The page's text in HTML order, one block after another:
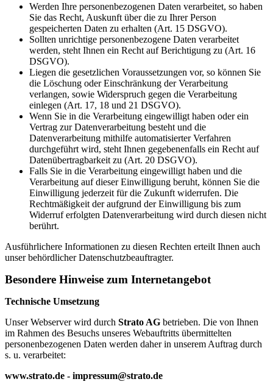
Werden Ihre personenbezogenen Daten verarbeitet, so haben
Sie das Recht, Auskunft über die zu Ihrer Person
gespeicherten Daten zu erhalten (Art. 15 DSGVO).
Sollten unrichtige personenbezogene Daten verarbeitet
werden, steht Ihnen ein Recht auf Berichtigung zu (Art. 16
DSGVO).
Liegen die gesetzlichen Voraussetzungen vor, so können Sie
die Löschung oder Einschränkung der Verarbeitung
verlangen, sowie Widerspruch gegen die Verarbeitung
einlegen (Art. 17, 18 und 21 DSGVO).
Wenn Sie in die Verarbeitung eingewilligt haben oder ein
Vertrag zur Datenverarbeitung besteht und die
Datenverarbeitung mithilfe automatisierter Verfahren
durchgeführt wird, steht Ihnen gegebenenfalls ein Recht auf
Datenübertragbarkeit zu (Art. 20 DSGVO).
Falls Sie in die Verarbeitung eingewilligt haben und die
Verarbeitung auf dieser Einwilligung beruht, können Sie die
Einwilligung jederzeit für die Zukunft widerrufen. Die
Rechtmäßigkeit der aufgrund der Einwilligung bis zum
Widerruf erfolgten Datenverarbeitung wird durch diesen nicht
berührt.
Ausführlichere Informationen zu diesen Rechten erteilt Ihnen auch
unser behördlicher Datenschutzbeauftragter.
Besondere Hinweise zum Internetangebot
Technische Umsetzung
Unser Webserver wird durch Strato AG betrieben. Die von Ihnen
im Rahmen des Besuchs unseres Webauftritts übermittelten
personenbezogenen Daten werden daher in unserem Auftrag durch
s. u. verarbeitet:
www.strato.de - impressum@strato.de